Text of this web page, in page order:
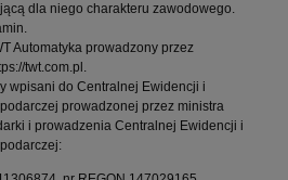
dla niego charakteru zawodowego.
Automatyka prowadzony przez
twt.com.pl.
wpisani do Centralnej Ewidencji i
prowadzonej przez ministra
i prowadzenia Centralnej Ewidencji i